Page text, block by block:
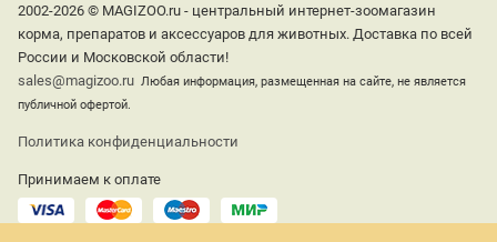
2002-2026 © MAGIZOO.ru - центральный интернет-зоомагазин
корма, препаратов и аксессуаров для животных. Доставка по всей
России и Московской области!
sales@magizoo.ru Любая информация, размещенная на сайте, не является
публичной офертой.
Политика конфиденциальности
Принимаем к оплате